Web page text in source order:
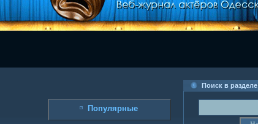
Популярные
Поиск в разделе